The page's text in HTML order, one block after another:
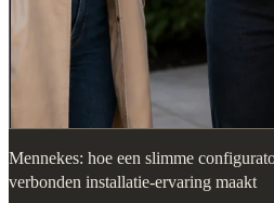
Mennekes: hoe een slimme
verbonden installatie-ervaring maakt